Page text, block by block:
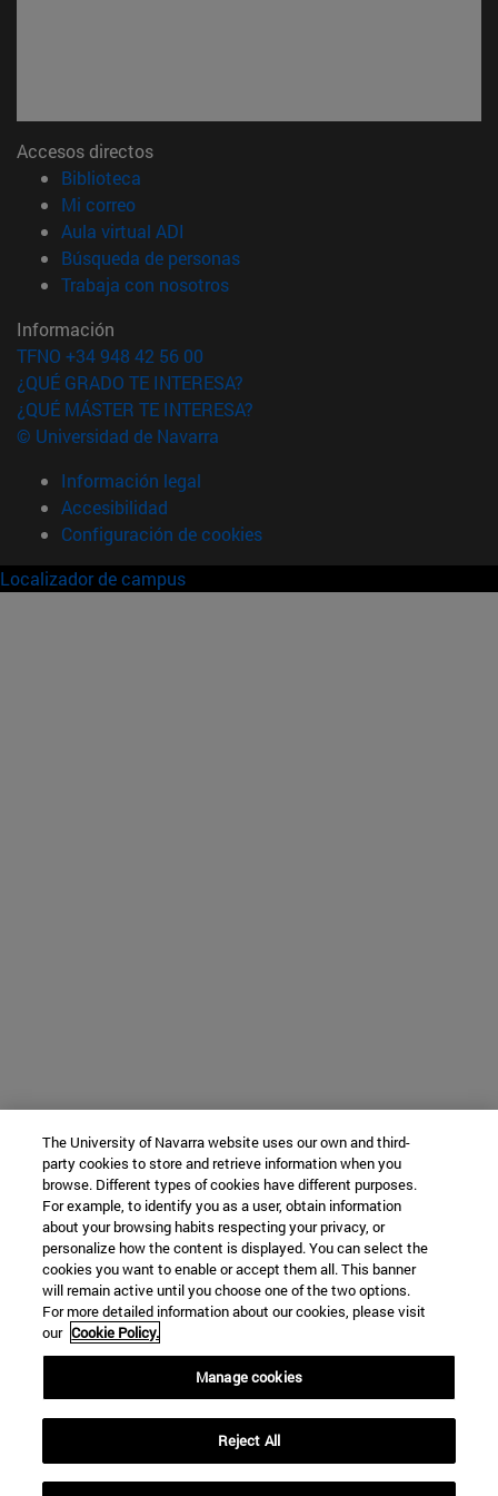
Accesos directos
Biblioteca
Mi correo(abre en nueva ventana)
Aula virtual ADI
Búsqueda de personas(abre en nueva ventana)
Trabaja con nosotros(abre en nueva ventana)
Información
TFNO +34 948 42 56 00
¿QUÉ GRADO TE INTERESA?
¿QUÉ MÁSTER TE INTERESA?
© Universidad de Navarra
Información legal
Accesibilidad
Configuración de cookies
Localizador de campus
The University of Navarra website uses our own and third-
party cookies to store and retrieve information when you
browse. Different types of cookies have different purposes.
For example, to identify you as a user, obtain information
about your browsing habits respecting your privacy, or
personalize how the content is displayed. You can select the
cookies you want to enable or accept them all. This banner
will remain active until you choose one of the two options.
For more detailed information about our cookies, please visit
our Cookie Policy.
Manage cookies
Reject All